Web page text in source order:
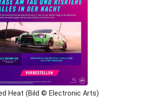
Heat (Bild © Electronic Arts)